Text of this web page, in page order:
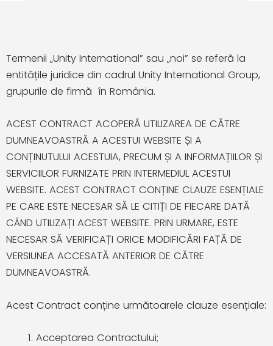
Termenii „Unity International” sau „noi” se referă la
entitățile juridice din cadrul Unity International Group,
grupurile de firmă în România.
ACEST CONTRACT ACOPERĂ UTILIZAREA DE CĂTRE
DUMNEAVOASTRĂ A ACESTUI WEBSITE ȘI A
CONȚINUTULUI ACESTUIA, PRECUM ȘI A INFORMAȚIILOR ȘI
SERVICIILOR FURNIZATE PRIN INTERMEDIUL ACESTUI
WEBSITE. ACEST CONTRACT CONȚINE CLAUZE ESENȚIALE
PE CARE ESTE NECESAR SĂ LE CITIȚI DE FIECARE DATĂ
CÂND UTILIZAȚI ACEST WEBSITE. PRIN URMARE, ESTE
NECESAR SĂ VERIFICAȚI ORICE MODIFICĂRI FAȚĂ DE
VERSIUNEA ACCESATĂ ANTERIOR DE CĂTRE
DUMNEAVOASTRĂ.
Acest Contract conține următoarele clauze esențiale:
Acceptarea Contractului;